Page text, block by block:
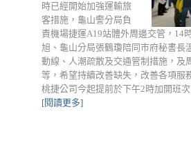
時已經開始加強運輸旅
客措施，龜山警分局負
責機場捷運A19站體外周邊交管，14
旭、龜山分局張鶴瓊陪同市府秘書長
動線、人潮疏散及交通管制措施，及
等，希望持續改善缺失，改善各項服
桃捷公司今起提前於下午2時加開班
[閱讀更多]